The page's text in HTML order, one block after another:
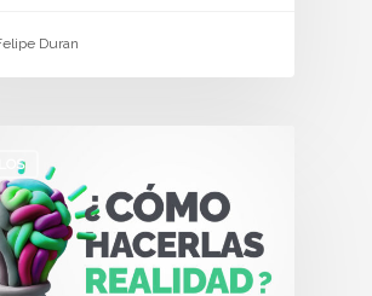
Duran